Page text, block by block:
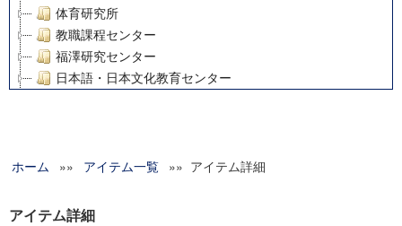
体育研究所
教職課程センター
福澤研究センター
日本語・日本文化教育センター
グローバルリサーチインスティテュート
科学研究費補助金研究成果報告書
ホーム »» アイテム一覧 »» アイテム詳細
アイテム詳細